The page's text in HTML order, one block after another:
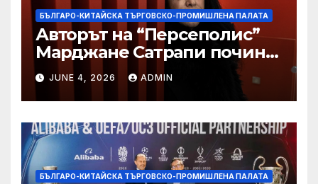
БЪЛГАРО-КИТАЙСКА ТЪРГОВСКО-ПРОМИШЛЕНА ПАЛАТА
Авторът на “Персеполис”
Марджане Сатрапи почина
“от тъга” на 56 години
JUNE 4, 2026 ADMIN
БЪЛГАРО-КИТАЙСКА ТЪРГОВСКО-ПРОМИШЛЕНА ПАЛАТА